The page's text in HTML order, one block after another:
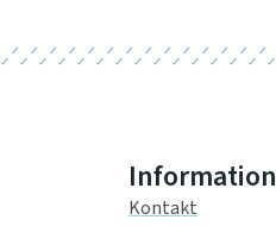
Information
Kontakt